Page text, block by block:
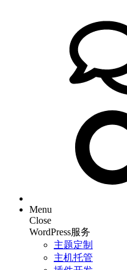
Menu
Close
WordPress服务
主题定制
主机托管